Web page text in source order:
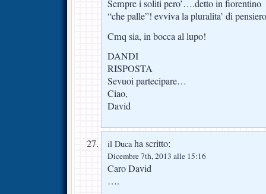
Sempre i soliti pero’….detto in fiorentino
“che palle”! evviva la pluralita’ di
Cmq sia, in bocca al lupo!
DANDI
RISPOSTA
Sevuoi partecipare…
Ciao,
David
il Ducaha scritto:
Dicembre 7th, 2013 alle 15:16
Caro David
….